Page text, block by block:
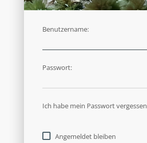
Benutzername:
Passwort:
Ich habe mein Passwort vergessen
Angemeldet bleiben